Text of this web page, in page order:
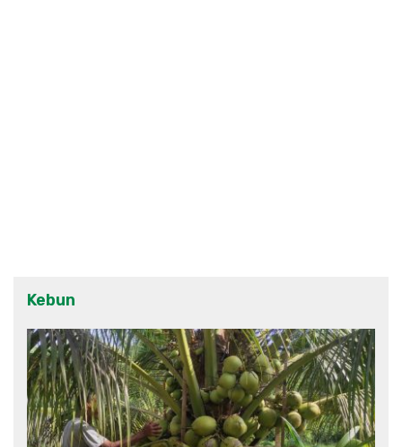
Kebun